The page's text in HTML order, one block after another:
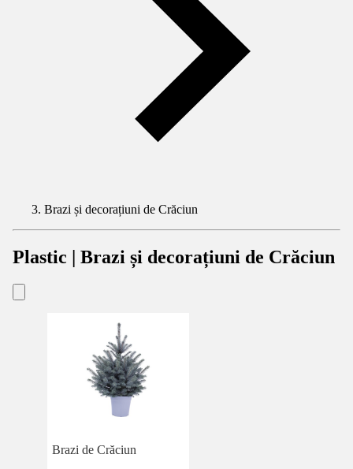
Brazi și decorațiuni de Crăciun
Plastic | Brazi și decorațiuni de Crăciun
Brazi de Crăciun